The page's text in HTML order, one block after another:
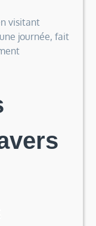
visitant
journée, fait